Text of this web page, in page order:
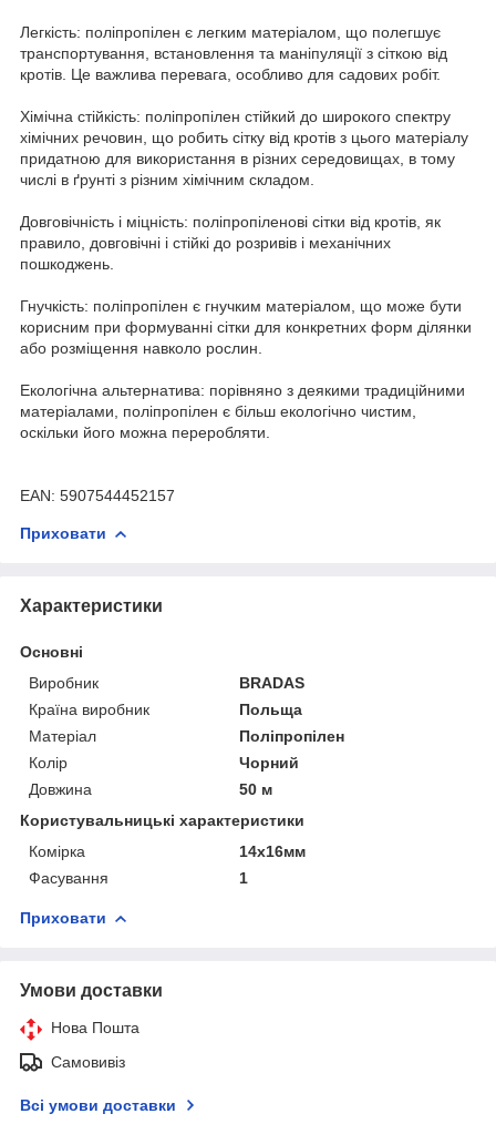
Легкість: поліпропілен є легким матеріалом, що полегшує
транспортування, встановлення та маніпуляції з сіткою від
кротів. Це важлива перевага, особливо для садових робіт.
Хімічна стійкість: поліпропілен стійкий до широкого спектру
хімічних речовин, що робить сітку від кротів з цього матеріалу
придатною для використання в різних середовищах, в тому
числі в ґрунті з різним хімічним складом.
Довговічність і міцність: поліпропіленові сітки від кротів, як
правило, довговічні і стійкі до розривів і механічних
пошкоджень.
Гнучкість: поліпропілен є гнучким матеріалом, що може бути
корисним при формуванні сітки для конкретних форм ділянки
або розміщення навколо рослин.
Екологічна альтернатива: порівняно з деякими традиційними
матеріалами, поліпропілен є більш екологічно чистим,
оскільки його можна переробляти.
EAN: 5907544452157
Приховати
Характеристики
Основні
Виробник
BRADAS
Країна виробник
Польща
Матеріал
Поліпропілен
Колір
Чорний
Довжина
50 м
Користувальницькі характеристики
Комірка
14х16мм
Фасування
1
Приховати
Умови доставки
Нова Пошта
Самовивіз
Всі умови доставки